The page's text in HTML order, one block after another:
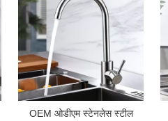
OEM ओडीएम स्टेनलेस स्टील